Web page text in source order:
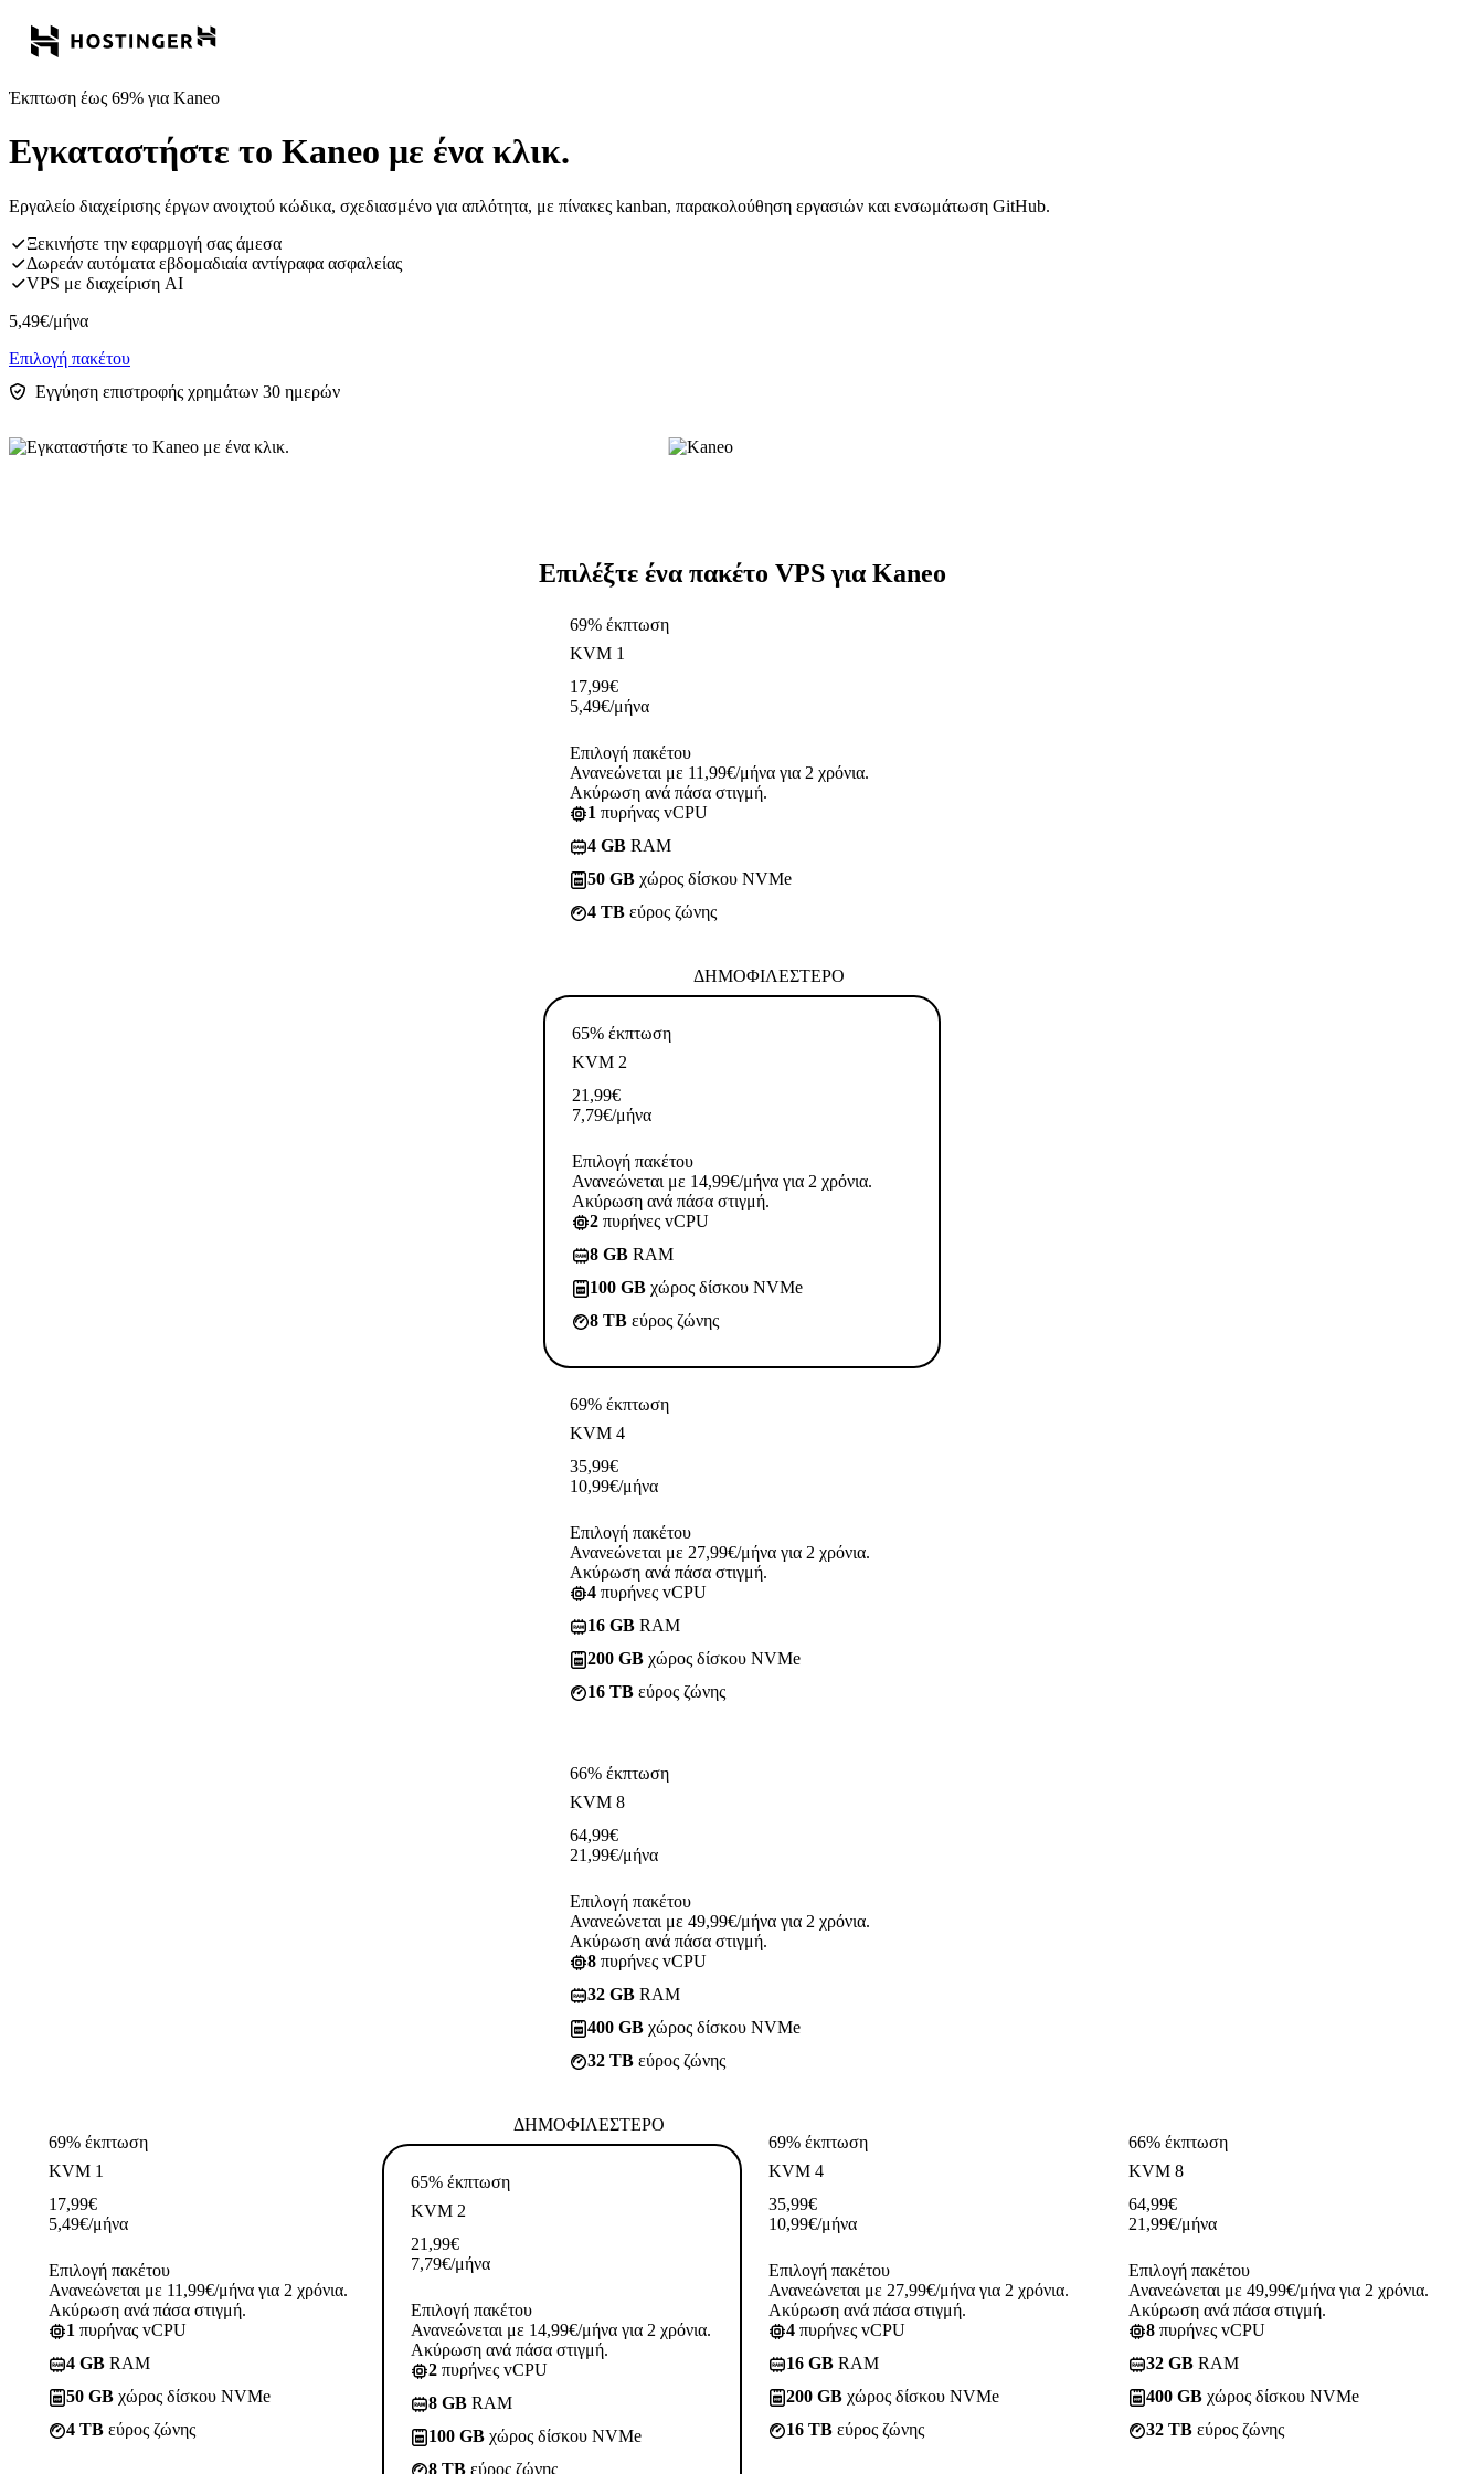
Έκπτωση έως 69% για Kaneo
Εγκαταστήστε το Kaneo με ένα κλικ.
Εργαλείο διαχείρισης έργων ανοιχτού κώδικα, σχεδιασμένο για απλότητα, με πίνακες kanban, παρακολούθηση εργασιών και ενσωμάτωση GitHub.
Ξεκινήστε την εφαρμογή σας άμεσα
Δωρεάν αυτόματα εβδομαδιαία αντίγραφα ασφαλείας
VPS με διαχείριση AI
5,49€/μήνα
Επιλογή πακέτου
Εγγύηση επιστροφής χρημάτων 30 ημερών
Επιλέξτε ένα πακέτο VPS για Kaneo
69% έκπτωση
KVM 1
17,99€
5,49€/μήνα
Επιλογή πακέτου
Ανανεώνεται με 11,99€/μήνα για 2 χρόνια.
Ακύρωση ανά πάσα στιγμή.
1 πυρήνας vCPU
4 GB RAM
50 GB χώρος δίσκου NVMe
4 TB εύρος ζώνης
ΔΗΜΟΦΙΛΈΣΤΕΡΟ
65% έκπτωση
KVM 2
21,99€
7,79€/μήνα
Επιλογή πακέτου
Ανανεώνεται με 14,99€/μήνα για 2 χρόνια.
Ακύρωση ανά πάσα στιγμή.
2 πυρήνες vCPU
8 GB RAM
100 GB χώρος δίσκου NVMe
8 TB εύρος ζώνης
69% έκπτωση
KVM 4
35,99€
10,99€/μήνα
Επιλογή πακέτου
Ανανεώνεται με 27,99€/μήνα για 2 χρόνια.
Ακύρωση ανά πάσα στιγμή.
4 πυρήνες vCPU
16 GB RAM
200 GB χώρος δίσκου NVMe
16 TB εύρος ζώνης
66% έκπτωση
KVM 8
64,99€
21,99€/μήνα
Επιλογή πακέτου
Ανανεώνεται με 49,99€/μήνα για 2 χρόνια.
Ακύρωση ανά πάσα στιγμή.
8 πυρήνες vCPU
32 GB RAM
400 GB χώρος δίσκου NVMe
32 TB εύρος ζώνης
69% έκπτωση
KVM 1
17,99€
5,49€/μήνα
Επιλογή πακέτου
Ανανεώνεται με 11,99€/μήνα για 2 χρόνια.
Ακύρωση ανά πάσα στιγμή.
1 πυρήνας vCPU
4 GB RAM
50 GB χώρος δίσκου NVMe
4 TB εύρος ζώνης
ΔΗΜΟΦΙΛΈΣΤΕΡΟ
65% έκπτωση
KVM 2
21,99€
7,79€/μήνα
Επιλογή πακέτου
Ανανεώνεται με 14,99€/μήνα για 2 χρόνια.
Ακύρωση ανά πάσα στιγμή.
2 πυρήνες vCPU
8 GB RAM
100 GB χώρος δίσκου NVMe
8 TB εύρος ζώνης
69% έκπτωση
KVM 4
35,99€
10,99€/μήνα
Επιλογή πακέτου
Ανανεώνεται με 27,99€/μήνα για 2 χρόνια.
Ακύρωση ανά πάσα στιγμή.
4 πυρήνες vCPU
16 GB RAM
200 GB χώρος δίσκου NVMe
16 TB εύρος ζώνης
66% έκπτωση
KVM 8
64,99€
21,99€/μήνα
Επιλογή πακέτου
Ανανεώνεται με 49,99€/μήνα για 2 χρόνια.
Ακύρωση ανά πάσα στιγμή.
8 πυρήνες vCPU
32 GB RAM
400 GB χώρος δίσκου NVMe
32 TB εύρος ζώνης